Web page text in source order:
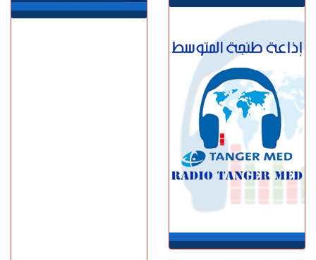
دقيقة تطيح بمروجين للمخدرات
مأســـاة.. مصرع شخص
وإصابات بليغة إثر اصطدام
سيارة بعمود إنارة بطريق
حكامة
الأربعاء 05 غشت | 17:18
صحيفة إسبانية..المغرب
استطاع رصد الاقتحام الجماعي
لسبتة عبر القمرين الاصطناعيين
الأربعاء 05 غشت | 16:52
بعد المرحلة الابتدائية.. انطلاق
جلسات الاستئناف في محاكمة
المتهمين في ملف قضية
الأربعاء 05 غشت | 16:12
احتلال الملك العمومي يحاصر